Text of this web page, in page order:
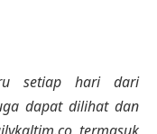
setiap hari dari
dapat dilihat dan